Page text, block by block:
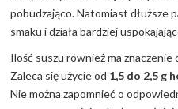
pobudzająco. Natomiast dłuższe
smaku i działa bardziej
Ilość suszu również ma
Zaleca się użycie od 1,5 do 2,5 g
Nie można zapomnieć o